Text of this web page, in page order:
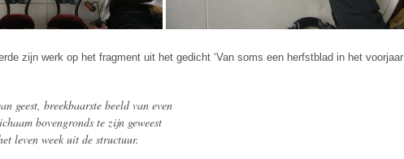
zijn werk op het fragment uit het gedicht ‘Van soms een herfstblad in het voorjaar
geest, breekbaarste beeld van even
bovengronds te zijn geweest
leven week uit de structuur.